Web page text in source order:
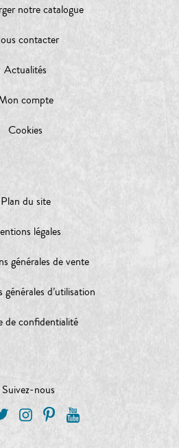
notre catalogue
contacter
Actualités
compte
Cookies
Plan du site
légales
générales de vente
d’utilisation
de confidentialité
Suivez-nous